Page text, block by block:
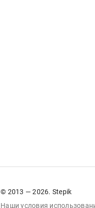
© 2013 — 2026. Stepik
Наши условия